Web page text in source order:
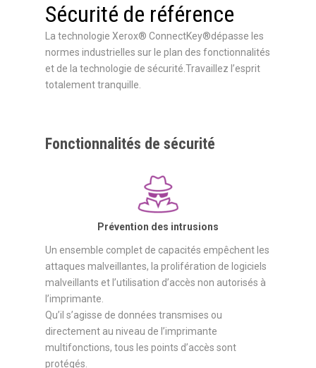
Sécurité de référence
La technologie Xerox® ConnectKey®dépasse les
normes industrielles sur le plan des fonctionnalités
et de la technologie de sécurité.Travaillez l’esprit
totalement tranquille.
Fonctionnalités de sécurité
Prévention des intrusions
Un ensemble complet de capacités empêchent les
attaques malveillantes, la prolifération de logiciels
malveillants et l’utilisation d’accès non autorisés à
l’imprimante.
Qu’il s’agisse de données transmises ou
directement au niveau de l’imprimante
multifonctions, tous les points d’accès sont
protégés.